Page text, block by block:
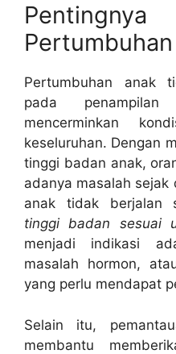
Pertumbuhan anak
pada
mencerminkan
keseluruhan. Dengan
tinggi badan anak,
adanya masalah sejak
anak tidak berjalan
tinggi badan sesuai
menjadi indikasi
masalah hormon,
yang perlu mendapat
Selain itu,
membantu